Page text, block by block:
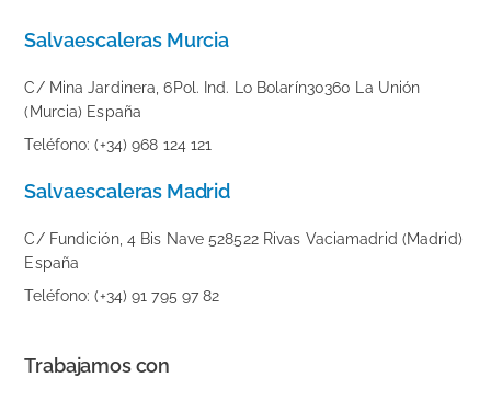
Salvaescaleras Murcia
C/ Mina Jardinera, 6Pol. Ind. Lo Bolarín30360 La Unión
(Murcia) España
Teléfono: (+34) 968 124 121
Salvaescaleras Madrid
C/ Fundición, 4 Bis Nave 528522 Rivas Vaciamadrid (Madrid)
España
Teléfono: (+34) 91 795 97 82
Trabajamos con